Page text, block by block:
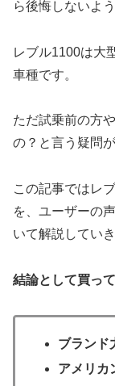
ら後悔しないよ
レブル1100は大
車種です。
ただ試乗前の方
の？と言う疑問
この記事ではレ
を、ユーザーの
いて解説していき
結論として買っ
ブランド
アメリカ